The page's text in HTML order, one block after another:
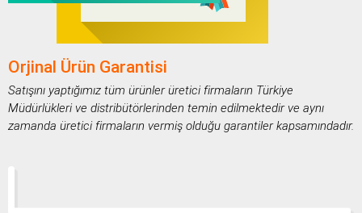
Orjinal Ürün Garantisi
Satışını yaptığımız tüm ürünler üretici firmaların Türkiye
Müdürlükleri ve distribütörlerinden temin edilmektedir ve aynı
zamanda üretici firmaların vermiş olduğu garantiler kapsamındadır.